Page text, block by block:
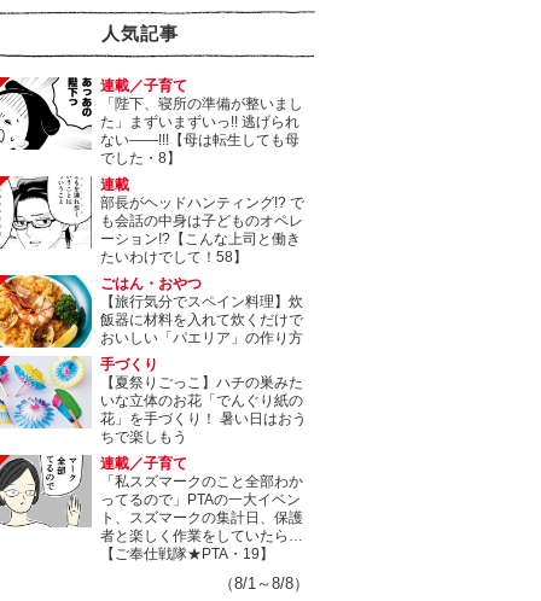
人気記事
連載／子育て
「陛下、寝所の準備が整いまし
た」まずいまずいっ!! 逃げられ
ない――!!!【母は転生しても母
でした・8】
連載
部長がヘッドハンティング!? で
も会話の中身は子どものオペレ
ーション!?【こんな上司と働き
たいわけでして！58】
ごはん・おやつ
【旅行気分でスペイン料理】炊
飯器に材料を入れて炊くだけで
おいしい「パエリア」の作り方
手づくり
【夏祭りごっこ】ハチの巣みた
いな立体のお花「でんぐり紙の
花」を手づくり！ 暑い日はおう
ちで楽しもう
連載／子育て
「私スズマークのこと全部わか
ってるので」PTAの一大イベン
ト、スズマークの集計日、保護
者と楽しく作業をしていたら…
【ご奉仕戦隊★PTA・19】
（8/1～8/8）